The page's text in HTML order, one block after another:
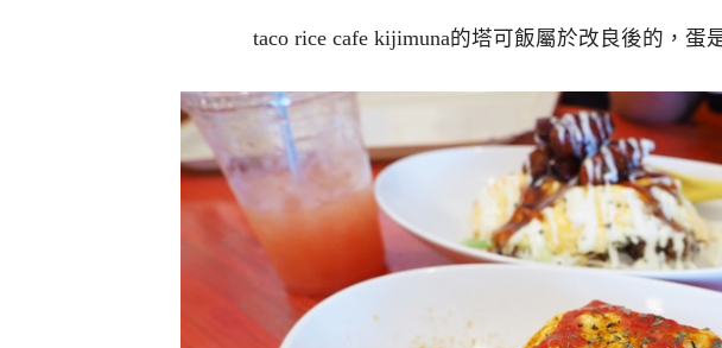
taco rice cafe kijimuna的塔可飯屬於改良後的，蛋